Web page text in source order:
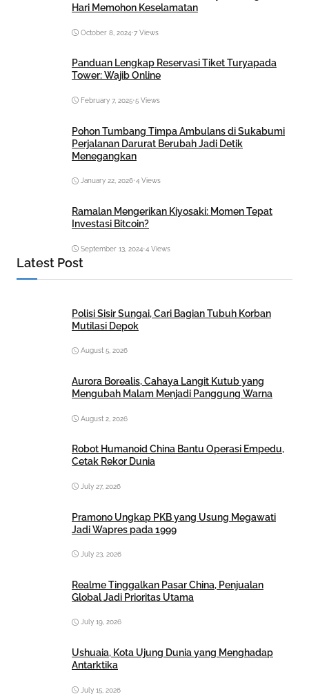
Hari Memohon Keselamatan
October 8, 2024•7 Views
Panduan Lengkap Reservasi Tiket Turyapada
Tower: Wajib Online
February 7, 2025•5 Views
Pohon Tumbang Timpa Ambulans di Sukabumi
Perjalanan Darurat Berubah Jadi Detik
Menegangkan
January 22, 2026•4 Views
Ramalan Mengerikan Kiyosaki: Momen Tepat
Investasi Bitcoin?
September 13, 2024•4 Views
Latest Post
Polisi Sisir Sungai, Cari Bagian Tubuh Korban
Mutilasi Depok
August 5, 2026
Aurora Borealis, Cahaya Langit Kutub yang
Mengubah Malam Menjadi Panggung Warna
August 2, 2026
Robot Humanoid China Bantu Operasi Empedu,
Cetak Rekor Dunia
July 27, 2026
Pramono Ungkap PKB yang Usung Megawati
Jadi Wapres pada 1999
July 23, 2026
Realme Tinggalkan Pasar China, Penjualan
Global Jadi Prioritas Utama
July 19, 2026
Ushuaia, Kota Ujung Dunia yang Menghadap
Antarktika
July 15, 2026